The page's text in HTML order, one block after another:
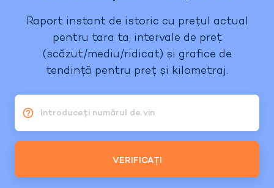
Raport instant de istoric cu prețul actual
pentru țara ta, intervale de preț
(scăzut/mediu/ridicat) și grafice de
tendință pentru preț și kilometraj.
Introduceți numărul de vin
VERIFICAȚI